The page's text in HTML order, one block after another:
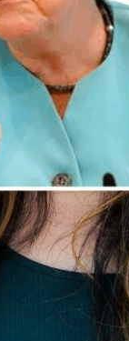
le
Face à
ont vite fait